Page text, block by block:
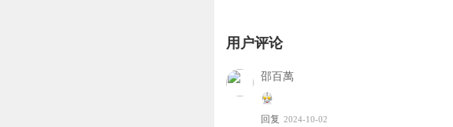
用户评论
邵百萬
回复 2024-10-02